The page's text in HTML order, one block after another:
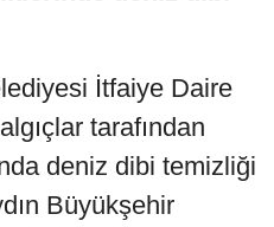
İtfaiye Daire
tarafından
deniz dibi temizliği
Büyükşehir